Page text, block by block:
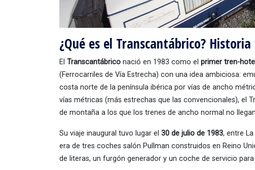
¿Qué es el Transcantábrico?
El Transcantábrico nació en 1983 como el primer tren-
(Ferrocarriles de Vía Estrecha) con una idea ambiciosa:
costa norte de la península ibérica por vías de ancho
vías métricas (más estrechas que las convencionales), el
de montaña a los que los trenes de ancho normal no
Su viaje inaugural tuvo lugar el 30 de julio de 1983, entre
era de tres coches salón Pullman construidos en Reino
de literas, un furgón generador y un coche de servicio